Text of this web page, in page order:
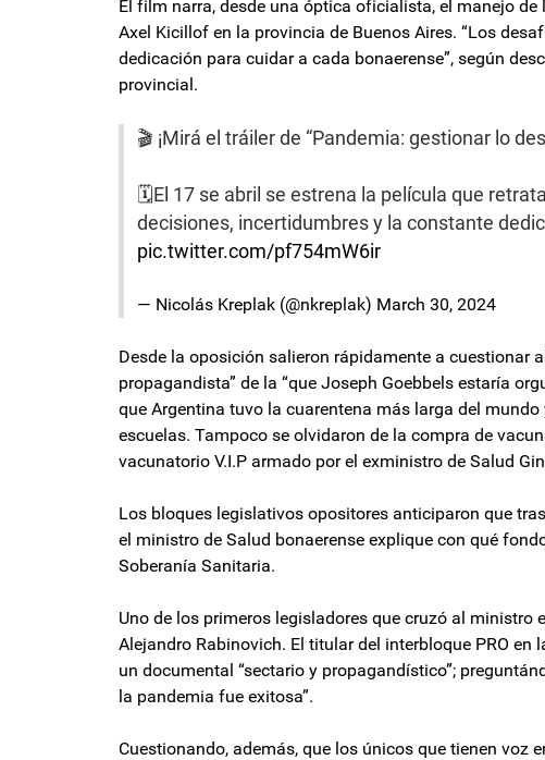
El film narra, desde una óptica oficialista, el manejo
Axel Kicillof en la provincia de Buenos Aires. “Los
dedicación para cuidar a cada bonaerense”, según
provincial.
🎬 ¡Mirá el tráiler de “Pandemia: gestionar lo
🗓️El 17 se abril se estrena la película que
decisiones, incertidumbres y la constante
pic.twitter.com/pf754mW6ir
— Nicolás Kreplak (@nkreplak) March 30, 2024
Desde la oposición salieron rápidamente a cuestionar
propagandista” de la “que Joseph Goebbels estaría
que Argentina tuvo la cuarentena más larga del
escuelas. Tampoco se olvidaron de la compra de
vacunatorio V.I.P armado por el exministro de Salud
Los bloques legislativos opositores anticiparon que
el ministro de Salud bonaerense explique con qué
Soberanía Sanitaria.
Uno de los primeros legisladores que cruzó al ministro
Alejandro Rabinovich. El titular del interbloque PRO en
un documental “sectario y propagandístico”;
la pandemia fue exitosa”.
Cuestionando, además, que los únicos que tienen voz